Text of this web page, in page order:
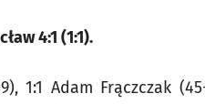
4:1 (1:1).
1:1 Adam Frączczak